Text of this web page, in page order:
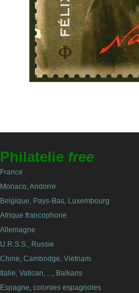
Philatelie free
France
Monaco, Andorre
Belgique, Pays-Bas, Luxembourg
Afrique francophone
Allemagne
U.R.S.S., Russie
Chine, Cambodge, Vietnam
Italie, Vatican, ..., Balkans
Espagne, colonies espagnoles